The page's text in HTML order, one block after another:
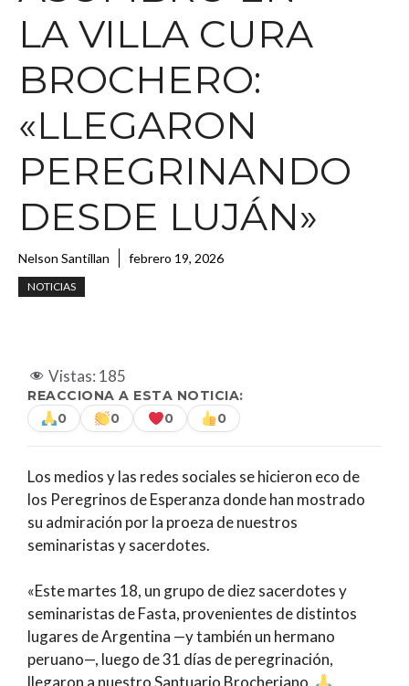
LA VILLA CURA
BROCHERO:
«LLEGARON
PEREGRINANDO
DESDE LUJÁN»
Nelson Santillan febrero 19, 2026
NOTICIAS
Vistas: 185
REACCIONA A ESTA NOTICIA:
0
0 0 0
Los medios y las redes sociales se hicieron eco de
los Peregrinos de Esperanza donde han mostrado
su admiración por la proeza de nuestros
seminaristas y sacerdotes.
«Este martes 18, un grupo de diez sacerdotes y
seminaristas de Fasta, provenientes de distintos
lugares de Argentina —y también un hermano
peruano—, luego de 31 días de peregrinación,
llegaron a nuestro Santuario Brocheriano.